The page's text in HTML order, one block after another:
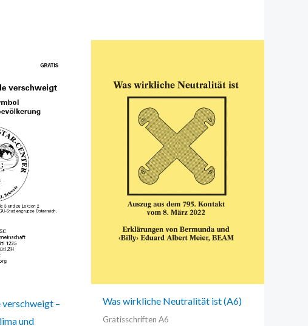
verschweigt –
und
Was wirkliche Neutralität ist (A6)
Gratisschriften A6